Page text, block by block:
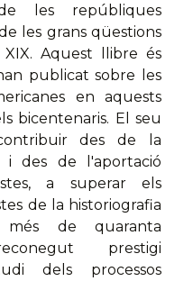
les repúbliques
les grans qüestions
Aquest llibre és
publicat sobre les
en aquests
bicentenaris. El seu
des de la
i des de l'aportació
a superar els
de la historiografia
més de quaranta
prestigi
dels processos